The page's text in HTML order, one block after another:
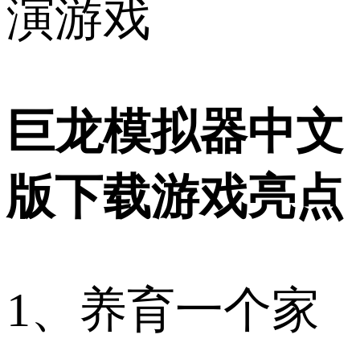
演游戏
巨龙模拟器中文
版下载游戏亮点
1、养育一个家